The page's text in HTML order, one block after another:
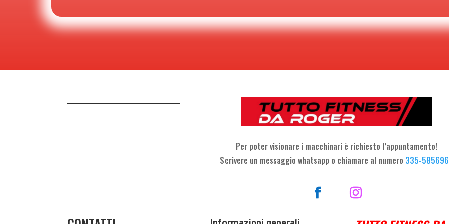
Per poter visionare i macchinari è richiesto l’appuntamento!
Scrivere un messaggio whatsapp o chiamare al numero 335-